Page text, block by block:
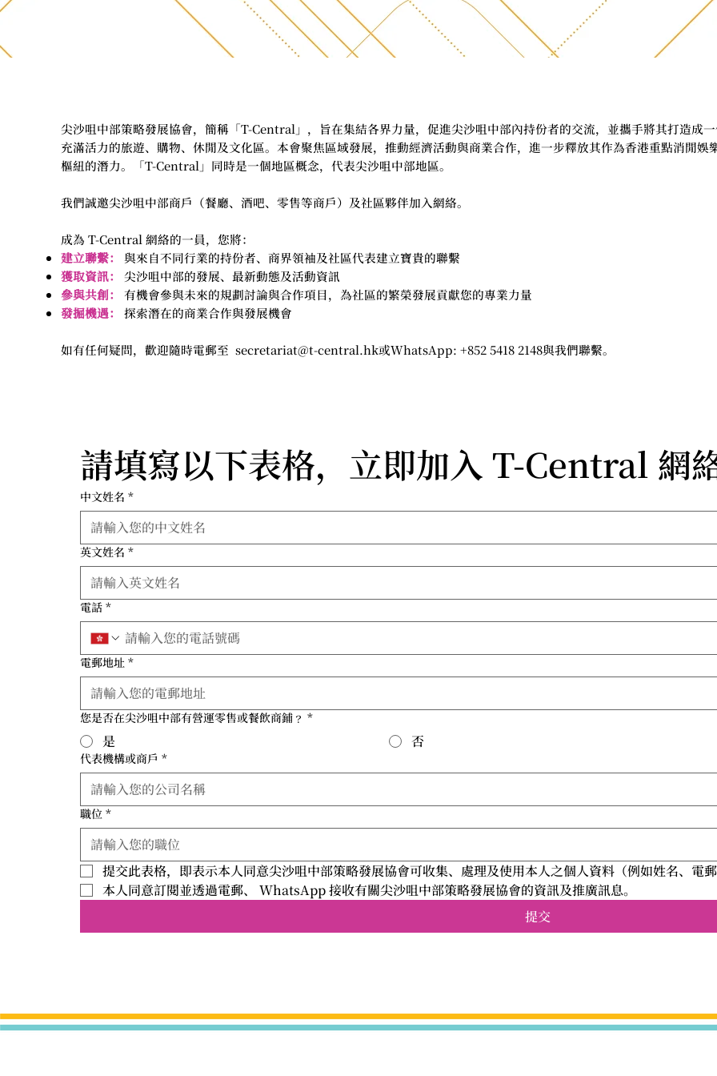
尖沙咀中部策略發展協會，簡稱「T-Central」，旨在集結各界力量，促進尖沙咀中部內持份者的交流，並攜手將其打造成
充滿活力的旅遊、購物、休閒及文化區。本會聚焦區域發展，推動經濟活動與商業合作，進一步釋放其作為香港重點消閒娛
樞紐的潛力。「T-Central」同時是一個地區概念，代表尖沙咀中部地區。
我們誠邀尖沙咀中部商戶（餐廳、酒吧、零售等商戶）及社區夥伴加入網絡。
成為 T-Central 網絡的一員，您將：
建立聯繫：與來自不同行業的持份者、商界領袖及社區代表建立寶貴的聯繫
獲取資訊：
尖沙咀中部的發展、最新動態及活動資訊
參與共創：有機會參與未來的規劃討論與合作項目，為社區的繁榮發展貢獻您的專業力量
發掘機遇：探索潛在的商業合作與發展機會
如有任何疑問，歡迎隨時電郵至secretariat@t-central.hk或WhatsApp: +852 5418 2148與我們聯繫。
請填寫以下表格，立即加入 T-Central 網
中文姓名 *
英文姓名 *
電話 *
電郵地址 *
您是否在尖沙咀中部有營運零售或餐飲商鋪﹖ *
是 否
代表機構或商戶 *
職位 *
提交此表格，即表示本人同意尖沙咀中部策略發展協會可收集、處理及使用本人之個人資料（例如姓名、電
本人同意訂閱並透過電郵、 WhatsApp 接收有關尖沙咀中部策略發展協會的資訊及推廣訊息。
提交